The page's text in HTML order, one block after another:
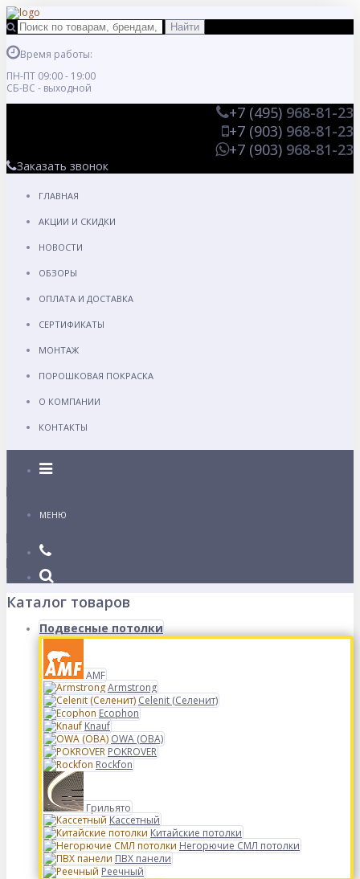
Время работы:
ПН-ПТ 09:00 - 19:00
СБ-ВС - выходной
+7 (495) 968-81-23
+7 (903) 968-81-23
+7 (903) 968-81-23
Заказать звонок
ГЛАВНАЯ
АКЦИИ И СКИДКИ
НОВОСТИ
ОБЗОРЫ
ОПЛАТА И ДОСТАВКА
СЕРТИФИКАТЫ
МОНТАЖ
ПОРОШКОВАЯ ПОКРАСКА
О КОМПАНИИ
КОНТАКТЫ
Каталог
МЕНЮ
Каталог товаров
Подвесные потолки
AMF
Armstrong
Celenit (Селенит)
Ecophon
Knauf
OWA (ОВА)
POKROVER
Rockfon
Грильято
Кассетный
Китайские потолки
Негорючие СМЛ потолки
ПВХ панели
Реечный